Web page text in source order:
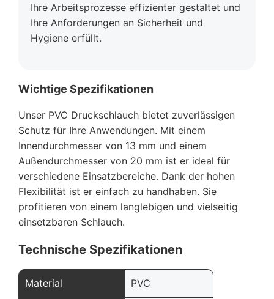
Ihre Arbeitsprozesse effizienter gestaltet und
Ihre Anforderungen an Sicherheit und
Hygiene erfüllt.
Wichtige Spezifikationen
Unser PVC Druckschlauch bietet zuverlässigen
Schutz für Ihre Anwendungen. Mit einem
Innendurchmesser von 13 mm und einem
Außendurchmesser von 20 mm ist er ideal für
verschiedene Einsatzbereiche. Dank der hohen
Flexibilität ist er einfach zu handhaben. Sie
profitieren von einem langlebigen und vielseitig
einsetzbaren Schlauch.
Technische Spezifikationen
Material PVC